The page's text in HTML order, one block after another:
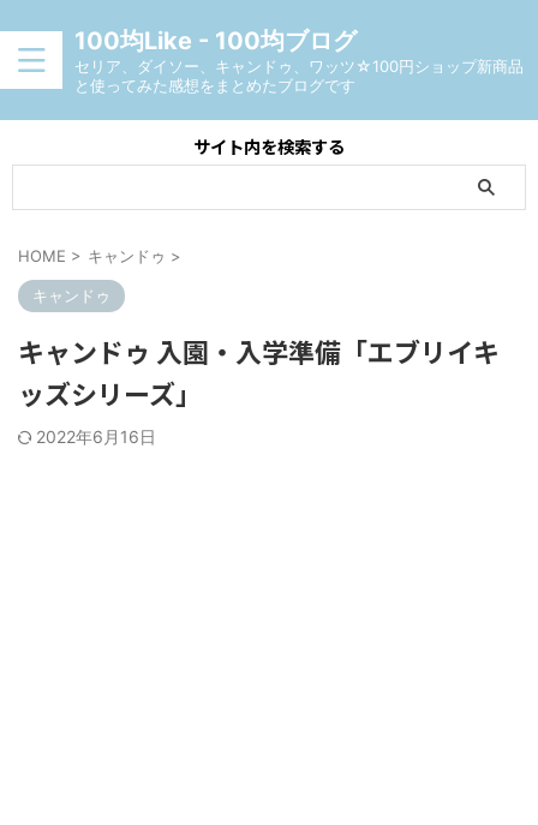
100均Like - 100均ブログ
セリア、ダイソー、キャンドゥ、ワッツ☆100円ショップ新商品
と使ってみた感想をまとめたブログです
サイト内を検索する
HOME > キャンドゥ >
キャンドゥ
キャンドゥ 入園・入学準備「エブリイキ
ッズシリーズ」
2022年6月16日